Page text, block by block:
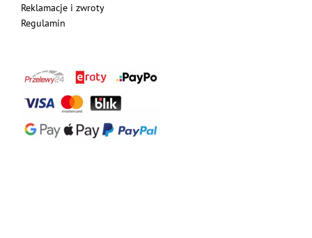
Reklamacje i zwroty
Regulamin